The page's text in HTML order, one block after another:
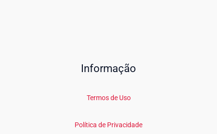
Informação
Termos de Uso
Política de Privacidade